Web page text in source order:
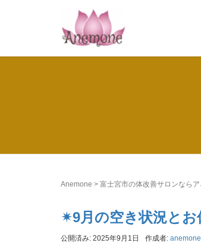
Anemone > 富士宮市の体改善サロンなら
✴︎9月の空き状況と
公開済み: 2025年9月1日 作成者: